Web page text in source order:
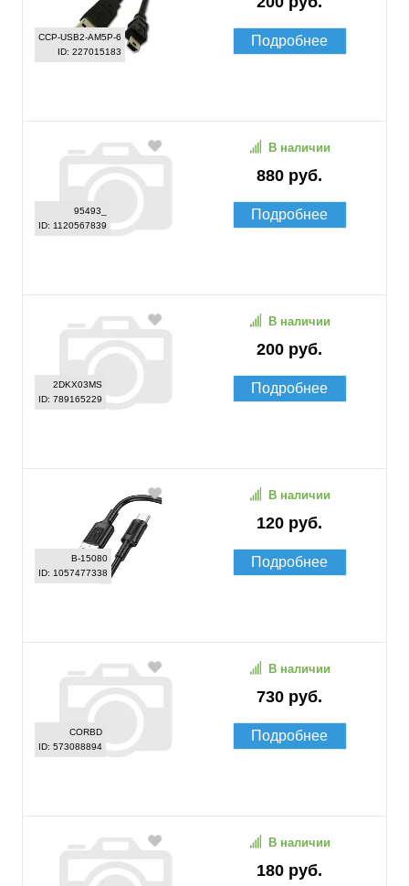
CCP-USB2-AM5P-6
ID: 227015183
Подробнее
95493_
ID: 1120567839
880 руб.
В наличии
Подробнее
2DKX03MS
ID: 789165229
200 руб.
В наличии
Подробнее
B-15080
ID: 1057477338
120 руб.
В наличии
Подробнее
CORBD
ID: 573088894
730 руб.
В наличии
Подробнее
180 руб.
В наличии